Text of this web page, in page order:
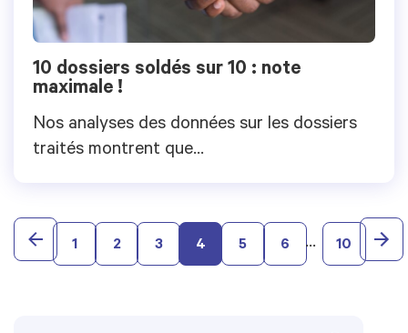
10 dossiers soldés sur 10 : note
maximale !
Nos analyses des données sur les dossiers
traités montrent que…
1 2 3 4 5 6 … 10